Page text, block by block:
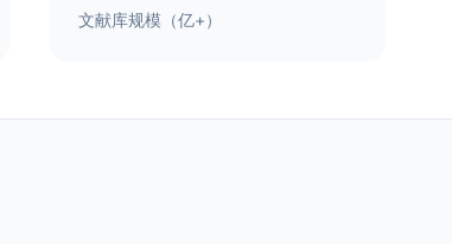
文献库规模（亿+）